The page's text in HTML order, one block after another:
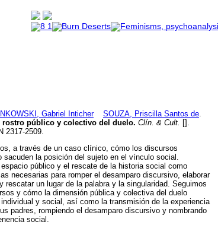
Gabriel Inticher SOUZA, Priscilla Santos de
rostro público y colectivo del duelo. Clín. & Cult.
[].
2317-2509.
a través de un caso clínico, cómo los discursos
sacuden la posición del sujeto en el vínculo social.
público y el rescate de la historia social como
necesarias para romper el desamparo discursivo, elaborar
rescatar un lugar de la palabra y la singularidad. Seguimos
y cómo la dimensión pública y colectiva del duelo
y social, así como la transmisión de la experiencia
padres, rompiendo el desamparo discursivo y nombrando
social.